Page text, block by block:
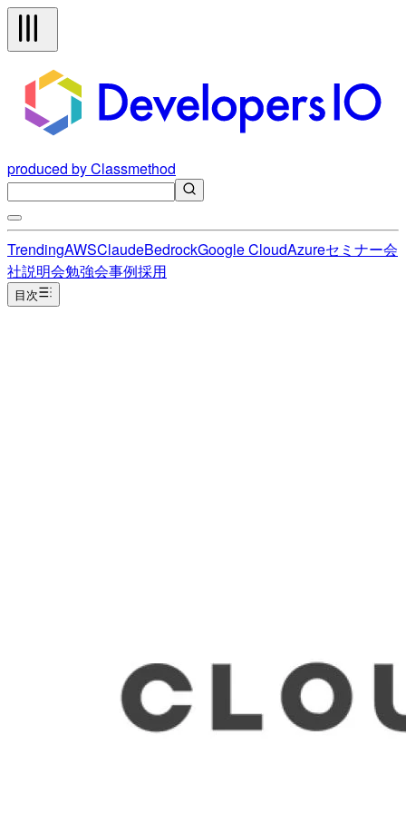
produced by Classmethod
TrendingAWSClaudeBedrockGoogle CloudAzureセミナー会
社説明会勉強会事例採用
目次